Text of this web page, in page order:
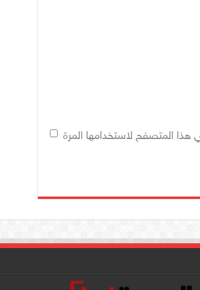
هذا المتصفح لاستخدامها المرة